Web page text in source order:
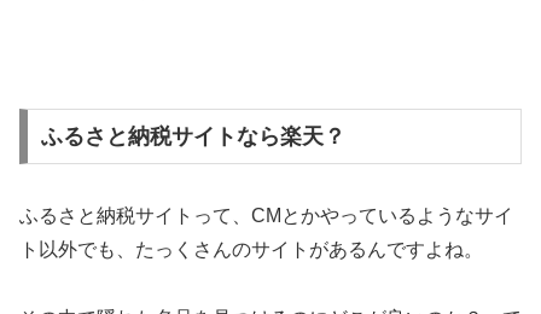
ふるさと納税サイトなら楽天？
ふるさと納税サイトって、CMとかやっているようなサイ
ト以外でも、たっくさんのサイトがあるんですよね。